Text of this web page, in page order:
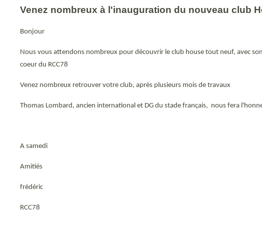
Venez nombreux à l'inauguration du nouveau club
Bonjour
Nous vous attendons nombreux pour découvrir le club house tout neuf, avec
coeur du RCC78
Venez nombreux retrouver votre club, après plusieurs mois de travaux
Thomas Lombard, ancien international et DG du stade français, nous fera
A samedi
Amitiés
frédéric
RCC78